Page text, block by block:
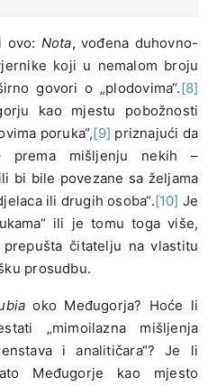
ovo: Nota, vođena duhovno-
koji u nemalom broju
govori o „plodovima“.[8]
kao mjestu pobožnosti
poruka“,[9] priznajući da
prema mišljenju nekih –
bi bile povezane sa željama
ili drugih osoba“.[10] Je
ili je tomu toga više,
prepušta čitatelju na vlastitu
prosudbu.
oko Međugorja? Hoće li
„mimoilazna mišljenja
i analitičara“? Je li
Međugorje kao mjesto